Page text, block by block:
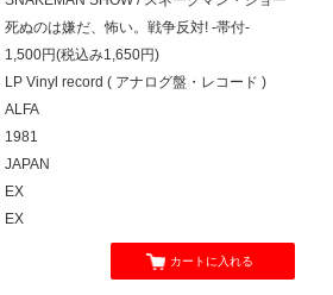
死ぬのは嫌だ、怖い。戦争反対! -帯付-
1,500円(税込み1,650円)
LP Vinyl record ( アナログ盤・レコード )
ALFA
1981
JAPAN
EX
EX
カートに入れる